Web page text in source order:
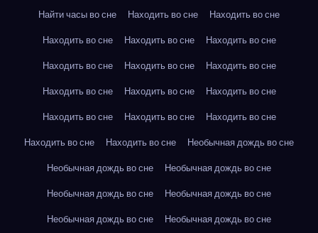
Найти часы во сне
Находить во сне
Находить во сне
Находить во сне
Находить во сне
Находить во сне
Находить во сне
Находить во сне
Находить во сне
Находить во сне
Находить во сне
Находить во сне
Находить во сне
Находить во сне
Находить во сне
Находить во сне
Находить во сне
Необычная дождь во сне
Необычная дождь во сне
Необычная дождь во сне
Необычная дождь во сне
Необычная дождь во сне
Необычная дождь во сне
Необычная дождь во сне